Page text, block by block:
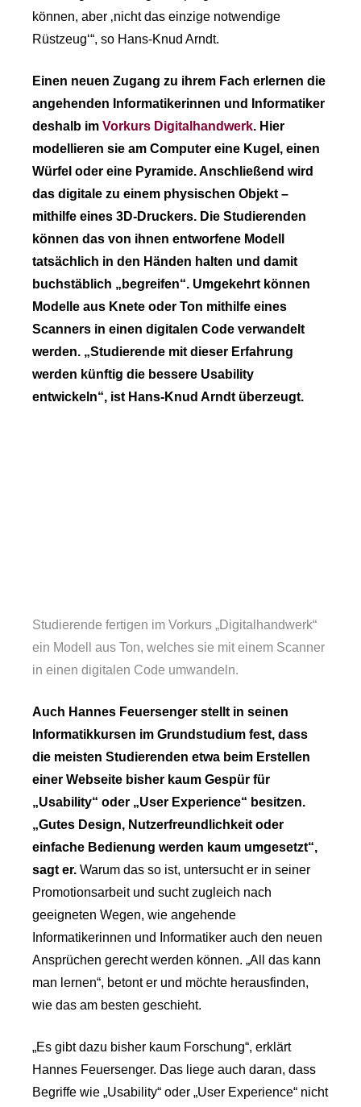
können, aber ‚nicht das einzige notwendige
Rüstzeug‘“, so Hans-Knud Arndt.
Einen neuen Zugang zu ihrem Fach erlernen die
angehenden Informatikerinnen und Informatiker
deshalb im Vorkurs Digitalhandwerk. Hier
modellieren sie am Computer eine Kugel, einen
Würfel oder eine Pyramide. Anschließend wird
das digitale zu einem physischen Objekt –
mithilfe eines 3D-Druckers. Die Studierenden
können das von ihnen entworfene Modell
tatsächlich in den Händen halten und damit
buchstäblich „begreifen“. Umgekehrt können
Modelle aus Knete oder Ton mithilfe eines
Scanners in einen digitalen Code verwandelt
werden. „Studierende mit dieser Erfahrung
werden künftig die bessere Usability
entwickeln“, ist Hans-Knud Arndt überzeugt.
Studierende fertigen im Vorkurs „Digitalhandwerk“
ein Modell aus Ton, welches sie mit einem Scanner
in einen digitalen Code umwandeln.
Auch Hannes Feuersenger stellt in seinen
Informatikkursen im Grundstudium fest, dass
die meisten Studierenden etwa beim Erstellen
einer Webseite bisher kaum Gespür für
„Usability“ oder „User Experience“ besitzen.
„Gutes Design, Nutzerfreundlichkeit oder
einfache Bedienung werden kaum umgesetzt“,
sagt er. Warum das so ist, untersucht er in seiner
Promotionsarbeit und sucht zugleich nach
geeigneten Wegen, wie angehende
Informatikerinnen und Informatiker auch den neuen
Ansprüchen gerecht werden können. „All das kann
man lernen“, betont er und möchte herausfinden,
wie das am besten geschieht.
„Es gibt dazu bisher kaum Forschung“, erklärt
Hannes Feuersenger. Das liege auch daran, dass
Begriffe wie „Usability“ oder „User Experience“ nicht